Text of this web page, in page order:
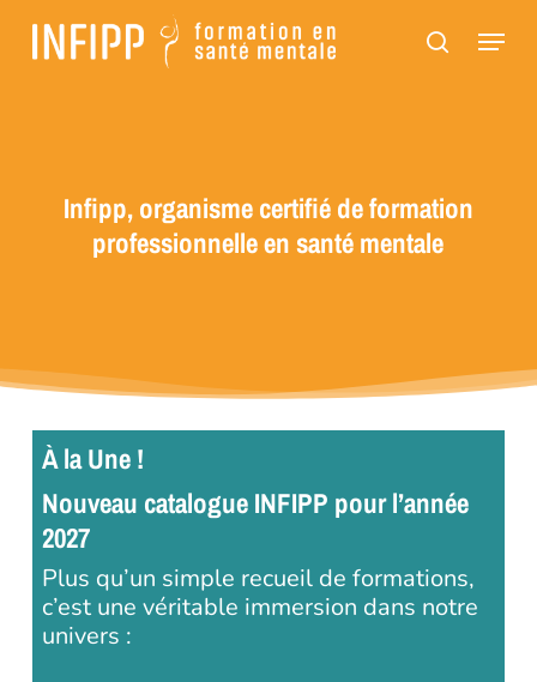
Panneau de gestion des cookies
contenu
Menu
Infipp, organisme certifié de formation
professionnelle en santé mentale
À la Une !
Nouveau catalogue INFIPP pour l’année
2027
Plus qu’un simple recueil de formations,
c’est une véritable immersion dans notre
univers :